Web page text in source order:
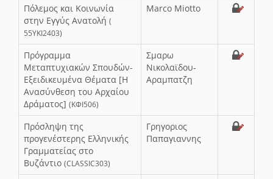
Πόλεμος και Κοινωνία
στην Εγγύς Ανατολή (
55ΥΚΙ2403)
Marco Miotto
Πρόγραμμα
Μεταπτυχιακών Σπουδών-
Εξειδικευμένα Θέματα [Η
Ανασύνθεση του Αρχαίου
Δράματος] (ΚΦΙ506)
Σμαρω
Νικολαϊδου-
Αραμπατζη
Πρόσληψη της
προγενέστερης Ελληνικής
Γραμματείας στο
Βυζάντιο (CLASSIC303)
Γρηγοριος
Παπαγιαννης